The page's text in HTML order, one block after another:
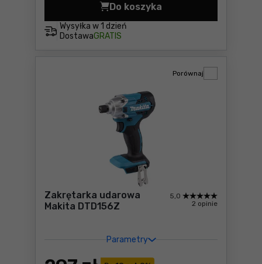
Wysyłka w 1 dzień
DostawaGRATIS
Do koszyka
Klucz udarowy Makita LXT
Zakrętarka udarowa
Makita DTD156Z
Parametry
5,0
2 opinie
Porównaj